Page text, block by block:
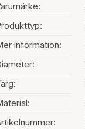
information: